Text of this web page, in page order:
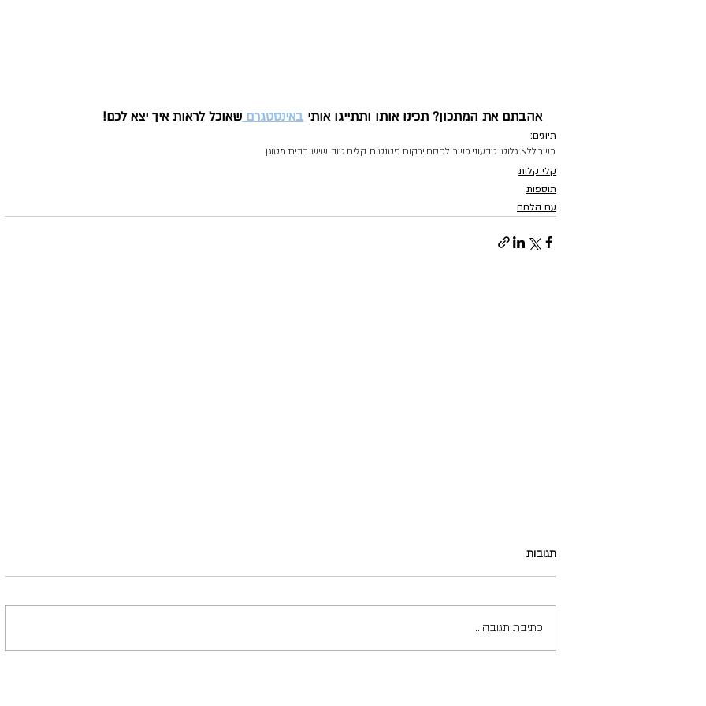
אהבתם את המתכון? תכינו אותו ותתייגו אותי באינסטגרם שאוכל לראות איך יצא לכם!
תיוגים:
כשרללא גלוטן טבעוני כשר לפסח ירקותפטנטים קלים טוב שיש בביתמטוגן
קלי קלות
תוספות
עם הלחם
סלט סלרי ובוטנים של חתונות
גספצ'ו גזר
תגובות
כתיבת תגובה...